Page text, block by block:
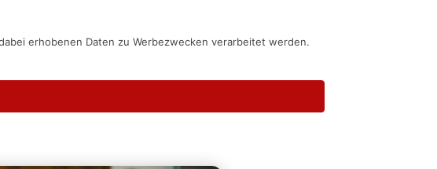
erhobenen Daten zu Werbezwecken verarbeitet werden.